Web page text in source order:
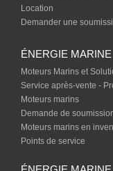
Location
Demander une
ÉNERGIE MARINE
Moteurs Marins et
Service après-vente -
Moteurs marins
Demande de
Moteurs marins en
Points de service